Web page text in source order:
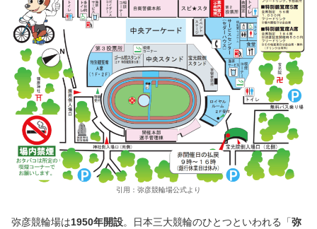
引用：弥彦競輪場公式より
弥彦競輪場は1950年開設。日本三大競輪のひとつといわれる「弥